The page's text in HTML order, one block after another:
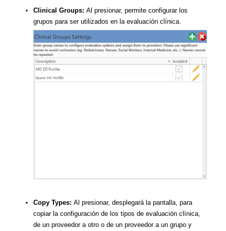
Clinical Groups: Al presionar, permite configurar los
grupos para ser utilizados en la evaluación clínica.
Copy Types: Al presionar, desplegará la pantalla, para
copiar la configuración de los tipos de evaluación clínica,
de un proveedor a otro o de un proveedor a un grupo y